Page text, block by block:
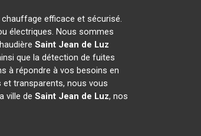
efficace et sécurisé.
électriques. Nous sommes
Saint Jean de Luz
que la détection de fuites
à répondre à vos besoins en
transparents, nous vous
ville de Saint Jean de Luz, nos